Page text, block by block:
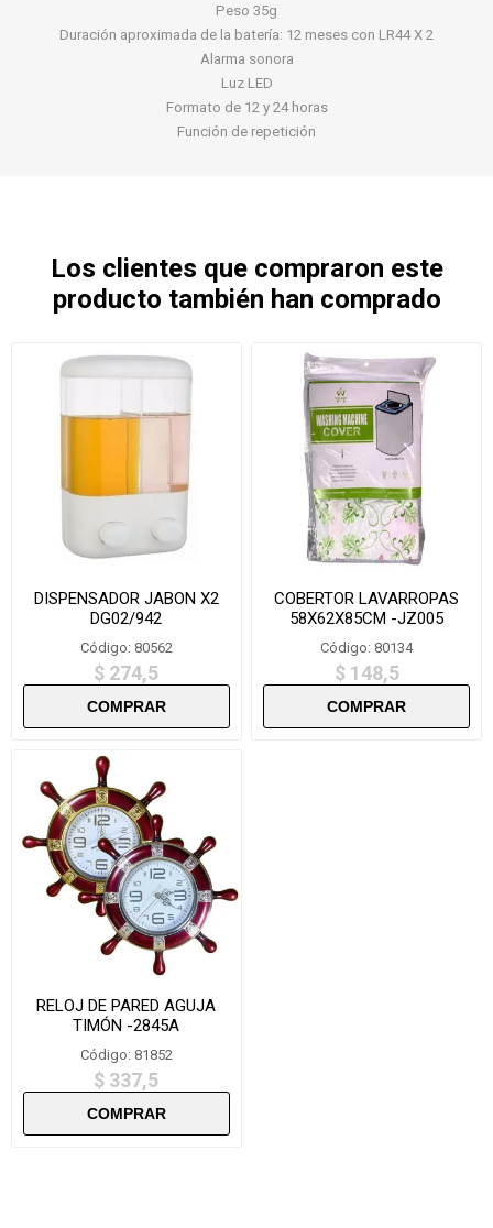
Peso 35g
Duración aproximada de la batería: 12 meses con LR44 X 2
Alarma sonora
Luz LED
Formato de 12 y 24 horas
Función de repetición
Los clientes que compraron este
producto también han comprado
DISPENSADOR JABON X2
DG02/942
Código: 80562
$ 274,5
COBERTOR LAVARROPAS
58X62X85CM -JZ005
Código: 80134
$ 148,5
RELOJ DE PARED AGUJA
TIMÓN -2845A
Código: 81852
$ 337,5